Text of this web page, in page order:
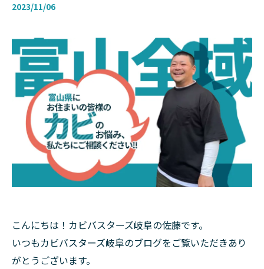
2023/11/06
こんにちは！カビバスターズ岐阜の佐藤です。
いつもカビバスターズ岐阜のブログをご覧いただきあり
がとうございます。